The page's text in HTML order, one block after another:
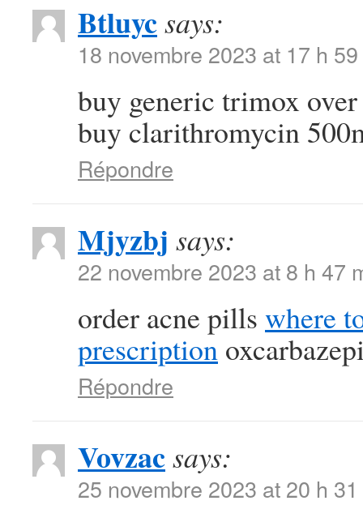
Btluycsays:
18 novembre 2023 at 17 h
buy generic trimox
buy clarithromycin
Répondre
Mjyzbj says:
22 novembre 2023 at 8 h 47
order acne pills where
prescription
Répondre
Vovzacsays:
25 novembre 2023 at 20 h